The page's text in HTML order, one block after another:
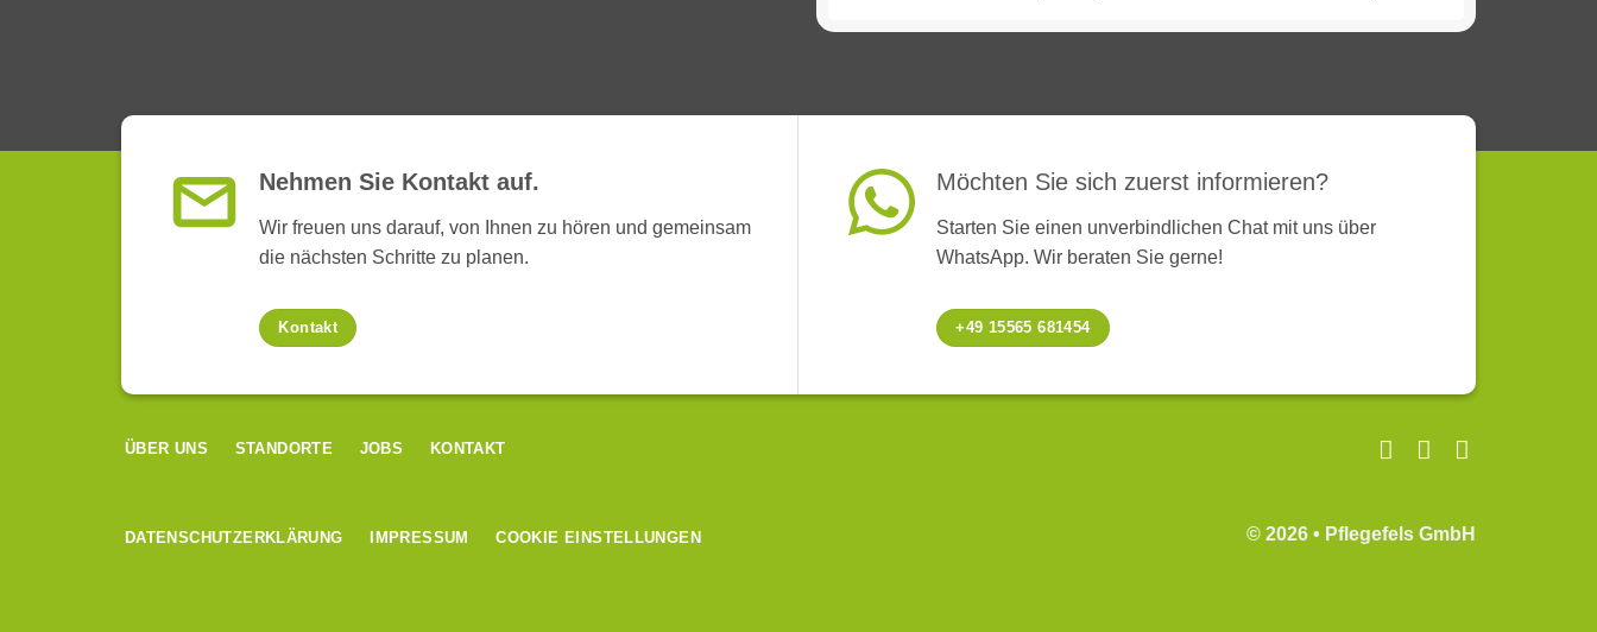
Nehmen Sie Kontakt auf.
Wir freuen uns darauf, von Ihnen zu hören und gemeinsam
die nächsten Schritte zu planen.
Kontakt
Möchten Sie sich zuerst informieren?
Starten Sie einen unverbindlichen Chat mit uns über
WhatsApp. Wir beraten Sie gerne!
+49 15565 681454
ÜBER UNS STANDORTE JOBS KONTAKT
DATENSCHUTZERKLÄRUNG IMPRESSUM COOKIE EINSTELLUNGEN © 2026 • Pflegefels GmbH